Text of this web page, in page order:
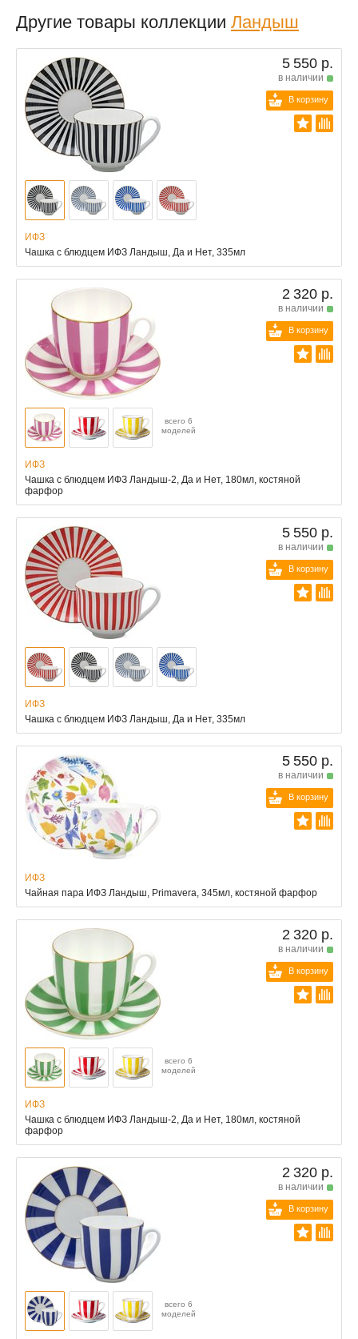
Другие товары коллекции Ландыш
5 550 р.
в наличии
В корзину
ИФЗ
Чашка с блюдцем ИФЗ Ландыш, Да и Нет, 335мл
2 320 р.
в наличии
В корзину
всего 6
моделей
ИФЗ
Чашка с блюдцем ИФЗ Ландыш-2, Да и Нет, 180мл, костяной
фарфор
5 550 р.
в наличии
В корзину
ИФЗ
Чашка с блюдцем ИФЗ Ландыш, Да и Нет, 335мл
5 550 р.
в наличии
В корзину
ИФЗ
Чайная пара ИФЗ Ландыш, Primavera, 345мл, костяной фарфор
2 320 р.
в наличии
В корзину
всего 6
моделей
ИФЗ
Чашка с блюдцем ИФЗ Ландыш-2, Да и Нет, 180мл, костяной
фарфор
2 320 р.
в наличии
В корзину
всего 6
моделей